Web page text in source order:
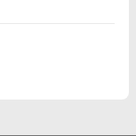
はない。 サラが未だに
く、『恋愛感情抹消魔
ださり
いただけるとパワーに